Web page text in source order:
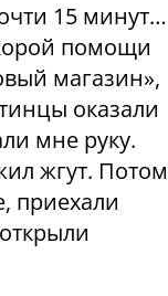
15 минут…
помощи
магазин»,
оказали
мне руку.
жгут. Потом
приехали